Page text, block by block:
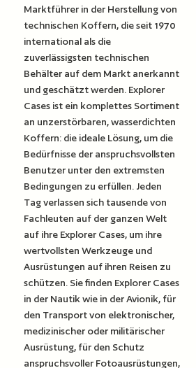
Marktführer in der Herstellung von
technischen Koffern, die seit 1970
international als die
zuverlässigsten technischen
Behälter auf dem Markt anerkannt
und geschätzt werden. Explorer
Cases ist ein komplettes Sortiment
an unzerstörbaren, wasserdichten
Koffern: die ideale Lösung, um die
Bedürfnisse der anspruchsvollsten
Benutzer unter den extremsten
Bedingungen zu erfüllen. Jeden
Tag verlassen sich tausende von
Fachleuten auf der ganzen Welt
auf ihre Explorer Cases, um ihre
wertvollsten Werkzeuge und
Ausrüstungen auf ihren Reisen zu
schützen. Sie finden Explorer Cases
in der Nautik wie in der Avionik, für
den Transport von elektronischer,
medizinischer oder militärischer
Ausrüstung, für den Schutz
anspruchsvoller Fotoausrüstungen,